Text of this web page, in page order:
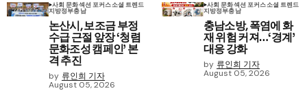
사회 문화섹션 포커스소셜 트렌드
지방정부충남
논산시, 보조금 부정
수급 근절 앞장 ‘청렴
문화조성 캠페인’ 본
격 추진
by 류인희 기자
August 05, 2026
사회 문화섹션 포커스소셜 트렌드
지방정부충남
충남소방, 폭염에 화
재 위험 커져…‘경계’
대응 강화
by 류인희 기자
August 05, 2026